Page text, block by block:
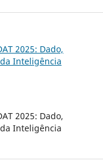
2025: Dado,
Inteligência
2025: Dado,
Inteligência